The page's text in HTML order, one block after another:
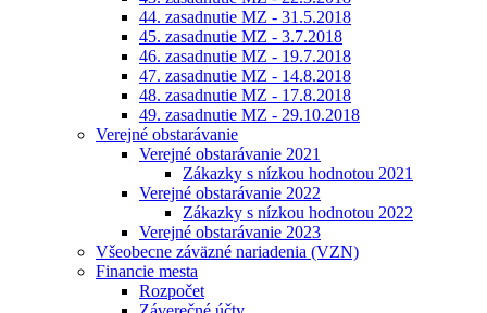
44. zasadnutie MZ - 31.5.2018
45. zasadnutie MZ - 3.7.2018
46. zasadnutie MZ - 19.7.2018
47. zasadnutie MZ - 14.8.2018
48. zasadnutie MZ - 17.8.2018
49. zasadnutie MZ - 29.10.2018
Verejné obstarávanie
Verejné obstarávanie 2021
Zákazky s nízkou hodnotou 2021
Verejné obstarávanie 2022
Zákazky s nízkou hodnotou 2022
Verejné obstarávanie 2023
Všeobecne záväzné nariadenia (VZN)
Financie mesta
Rozpočet